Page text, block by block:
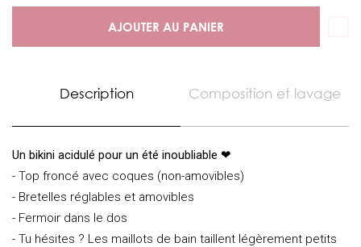
AJOUTER AU PANIER
Description Composition et lavage
Un bikini acidulé pour un été inoubliable ❤
- Top froncé avec coques (non-amovibles)
- Bretelles réglables et amovibles
- Fermoir dans le dos
- Tu hésites ? Les maillots de bain taillent légèrement petits